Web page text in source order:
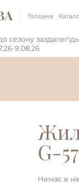
Головна
сезону
9.08.26
G-57
Немає в